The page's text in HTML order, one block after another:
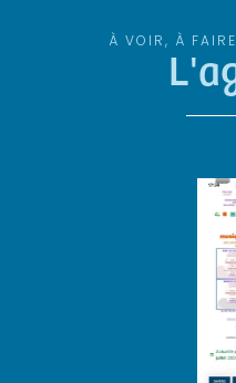
À VOIR, À